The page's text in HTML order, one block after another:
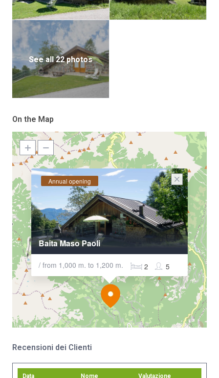
See all 22 photos
On the Map
Annual opening
Baita Maso Paoli
/ from 1,000 m. to 1,200 m. 5
2
Recensioni dei Clienti
Data Nome Valutazione